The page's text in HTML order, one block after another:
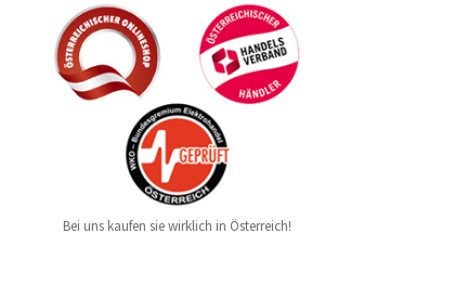
Bei uns kaufen sie wirklich in Österreich!